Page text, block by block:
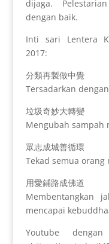
dijaga.
dengan baik.
Inti sari Lentera
2017:
分類再製做中覺
Tersadarkan
垃圾奇妙大轉變
Mengubah sampah
眾志成城善循環
Tekad semua
用愛鋪路成佛道
Membentangkan
mencapai
Youtube